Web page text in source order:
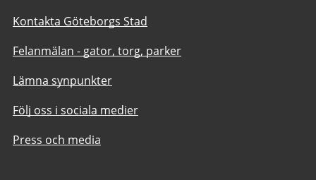
Kontakta Göteborgs Stad
Felanmälan - gator, torg, parker
Lämna synpunkter
Följ oss i sociala medier
Press och media